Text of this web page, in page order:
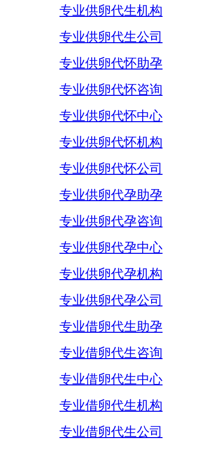
专业供卵代生机构
专业供卵代生公司
专业供卵代怀助孕
专业供卵代怀咨询
专业供卵代怀中心
专业供卵代怀机构
专业供卵代怀公司
专业供卵代孕助孕
专业供卵代孕咨询
专业供卵代孕中心
专业供卵代孕机构
专业供卵代孕公司
专业借卵代生助孕
专业借卵代生咨询
专业借卵代生中心
专业借卵代生机构
专业借卵代生公司